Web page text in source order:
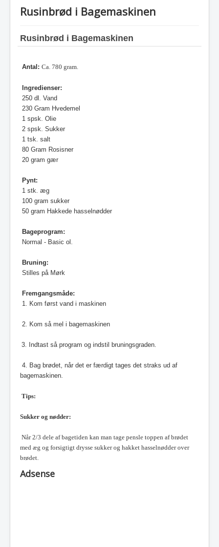
Rusinbrød i Bagemaskinen
Rusinbrød i Bagemaskinen
Antal: Ca. 780 gram.
Ingredienser:
250 dl. Vand
230 Gram Hvedemel
1 spsk. Olie
2 spsk. Sukker
1 tsk. salt
80 Gram Rosisner
20 gram gær
Pynt:
1 stk. æg
100 gram sukker
50 gram Hakkede hasselnødder
Bageprogram:
Normal - Basic ol.
Bruning:
Stilles på Mørk
Fremgangsmåde:
1. Kom først vand i maskinen
2. Kom så mel i bagemaskinen
3. Indtast så program og indstil bruningsgraden.
4. Bag brødet, når det er færdigt tages det straks ud af
bagemaskinen.
Tips:
Sukker og nødder:
Når 2/3 dele af bagetiden kan man tage pensle toppen af brødet
med æg og forsigtigt drysse sukker og hakket hasselnødder over
brødet.
Adsense